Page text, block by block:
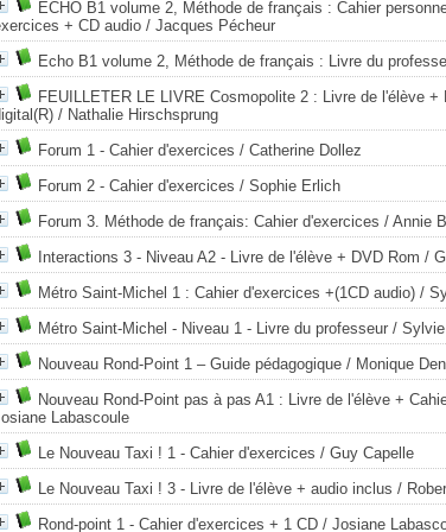
ECHO B1 volume 2, Méthode de français : Cahier
+ CD audio / Jacques Pécheur
Echo B1 volume 2, Méthode de français : Livre du
FEUILLETER LE LIVRE Cosmopolite 2 : Livre de l'élève +
/ Nathalie Hirschsprung
Forum 1 - Cahier d'exercices / Catherine Dollez
Forum 2 - Cahier d'exercices / Sophie Erlich
Forum 3. Méthode de français: Cahier d'exercices / Annie
Interactions 3 - Niveau A2 - Livre de l'élève + DVD Rom /
Métro Saint-Michel 1 : Cahier d'exercices +(1CD audio) /
Métro Saint-Michel - Niveau 1 - Livre du professeur /
Nouveau Rond-Point 1 – Guide pédagogique / Monique
Nouveau Rond-Point pas à pas A1 : Livre de l'élève +
Labascoule
Le Nouveau Taxi ! 1 - Cahier d'exercices / Guy Capelle
Le Nouveau Taxi ! 3 - Livre de l'élève + audio inclus /
Rond-point 1 - Cahier d'exercices + 1 CD / Josiane